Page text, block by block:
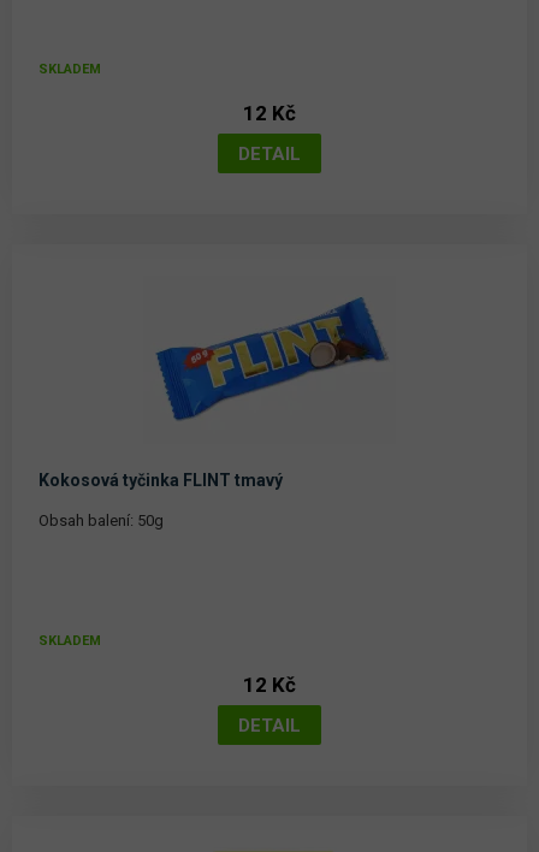
SKLADEM
12 Kč
Kokosová tyčinka FLINT tmavý
Obsah balení: 50g
SKLADEM
12 Kč